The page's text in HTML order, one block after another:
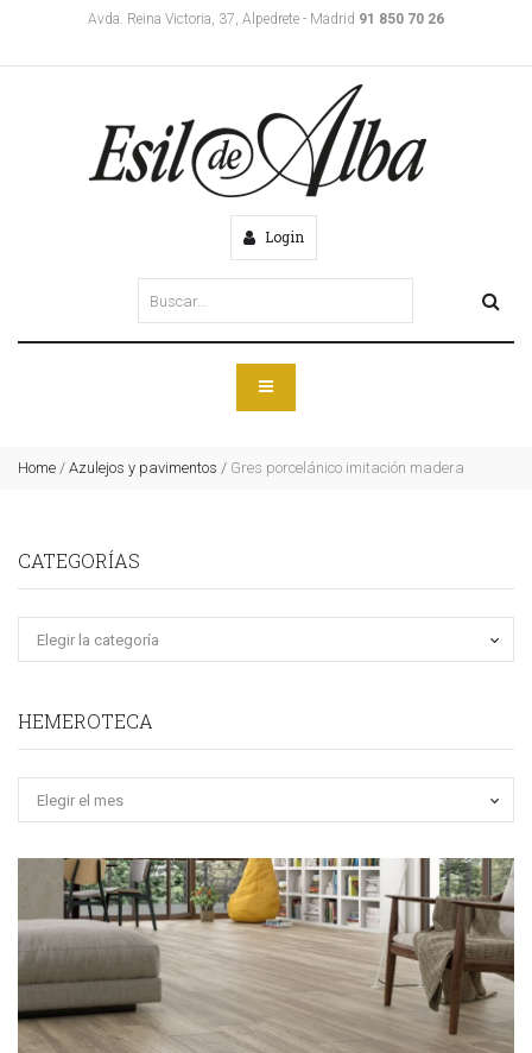
Avda. Reina Victoria, 37, Alpedrete - Madrid 91 850 70 26
Login
Home / Azulejos y pavimentos / Gres porcelánico imitación madera
CATEGORÍAS
HEMEROTECA